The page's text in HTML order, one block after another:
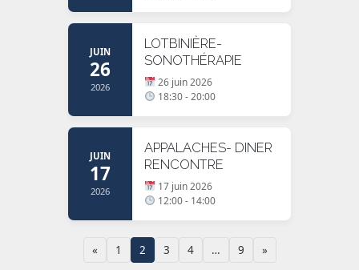
JUIN
26
2026
LOTBINIÈRE-
SONOTHÉRAPIE
26 juin 2026
18:30 - 20:00
JUIN
17
2026
APPALACHES- DINER
RENCONTRE
17 juin 2026
12:00 - 14:00
« 1 2 3 4 … 9 »